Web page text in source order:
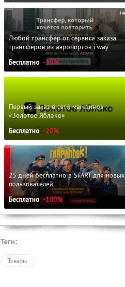
Любой трансфер от сервиса заказа
трансферов из аэропортов i'way
Бесплатно -10%
Первый заказ в сети магазинов
«Золотое Яблоко»
Бесплатно -20%
25 дней бесплатно в START для новых
пользователей
Бесплатно -100%
Теги:
Товары